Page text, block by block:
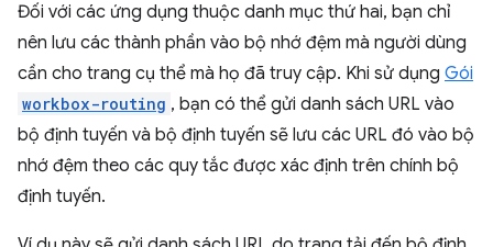
Đối với các ứng dụng thuộc danh mục thứ hai, bạn chỉ
nên lưu các thành phần vào bộ nhớ đệm mà người dùng
cần cho trang cụ thể mà họ đã truy cập. Khi sử dụng Gói
workbox-routing , bạn có thể gửi danh sách URL vào
bộ định tuyến và bộ định tuyến sẽ lưu các URL đó vào bộ
nhớ đệm theo các quy tắc được xác định trên chính bộ
định tuyến.